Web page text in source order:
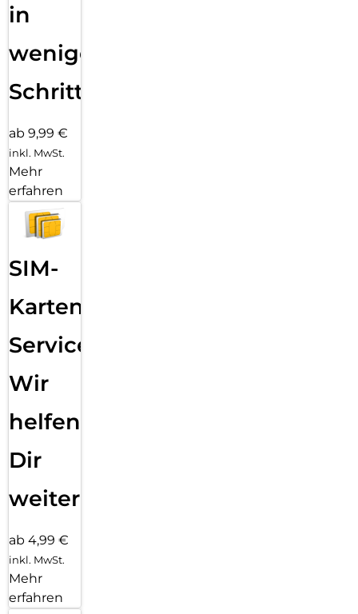
in
wenigen
Schritten
ab 9,99 €
inkl. MwSt.
Mehr
erfahren
SIM-
Karten
Service:
Wir
helfen
Dir
weiter
ab 4,99 €
inkl. MwSt.
Mehr
erfahren